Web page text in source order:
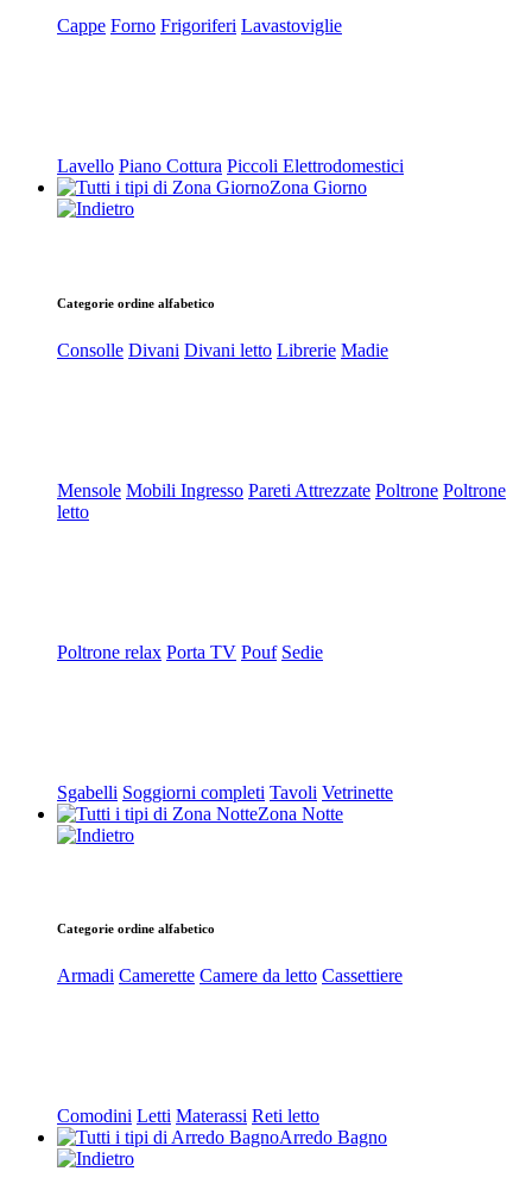
Cappe Forno Frigoriferi Lavastoviglie
Lavello Piano Cottura Piccoli Elettrodomestici
Zona Giorno
Categorie ordine alfabetico
Consolle Divani Divani letto Librerie Madie
Mensole Mobili Ingresso Pareti Attrezzate Poltrone Poltrone
letto
Poltrone relax Porta TV Pouf Sedie
Sgabelli Soggiorni completi Tavoli Vetrinette
Zona Notte
Categorie ordine alfabetico
Armadi Camerette Camere da letto Cassettiere
Comodini Letti Materassi Reti letto
Arredo Bagno